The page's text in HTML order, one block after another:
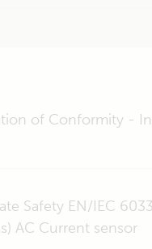
of Conformity -
Safety EN/IEC
AC Current sensor